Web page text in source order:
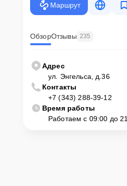
Маршрут
ОбзорОтзывы 235
Адрес
ул. Энгельса, д.36
Контакты
+7 (343) 288-39-12
Время работы
Работаем с 09:00 до